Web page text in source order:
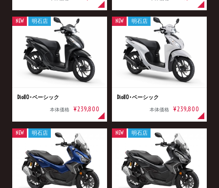
Dio110･ベーシック
本体価格 ¥239,800
NEW 明石店
Dio110･ベーシック
本体価格 ¥239,800
NEW 明石店
NEW 明石店 NEW 明石店